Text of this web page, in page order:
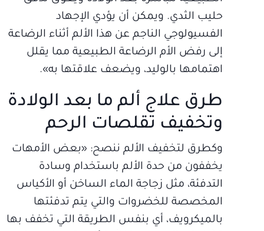
حليب الثدي. ويمكن أن يؤدي الإجهاد
الفسيولوجي الناجم عن هذا الألم أثناء الرضاعة
إلى رفض الأم الرضاعة الطبيعية مما يقلل
اهتمامها بالوليد، ويضعف علاقتها به».
طرق علاج ألم ما بعد الولادة
وتخفيف تقلصات الرحم
وكطرق لتخفيف الألم ننصح: «بعض الأمهات
يخففون من حدة الألم باستخدام وسادة
التدفئة، مثل زجاجة الماء الساخن أو الأكياس
المخصصة للخضروات والتي يتم تدفئتها
بالميكرويف، أي بنفس الطريقة التي تخفف بها